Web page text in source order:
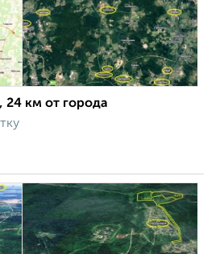
24 км от города